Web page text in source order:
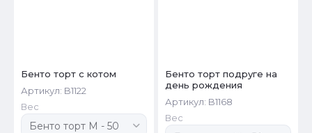
Бенто торт с котом
Артикул: B1122
Вес
Бенто торт подруге на
день рождения
Артикул: B1168
Вес